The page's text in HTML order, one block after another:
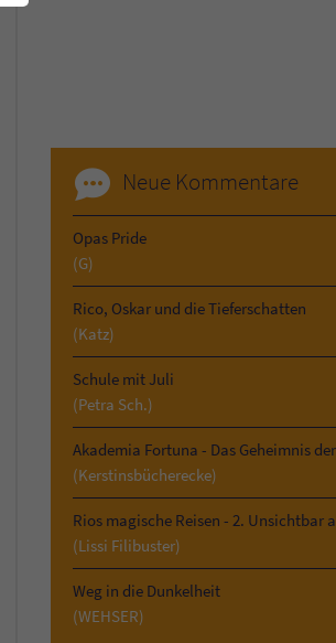
Neue Kommentare
Opas Pride
(G)
Rico, Oskar und die Tieferschatten
(Katz)
Schule mit Juli
(Petra Sch.)
(Kerstinsbücherecke)
(Lissi Filibuster)
Weg in die Dunkelheit
(WEHSER)